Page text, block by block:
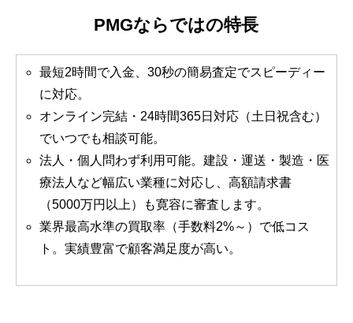
PMGならではの特長
最短2時間で入金、30秒の簡易査定でスピーディー
に対応。
オンライン完結・24時間365日対応（土日祝含む）
でいつでも相談可能。
法人・個人問わず利用可能。建設・運送・製造・医
療法人など幅広い業種に対応し、高額請求書
（5000万円以上）も寛容に審査します。
業界最高水準の買取率（手数料2%～）で低コス
ト。実績豊富で顧客満足度が高い。